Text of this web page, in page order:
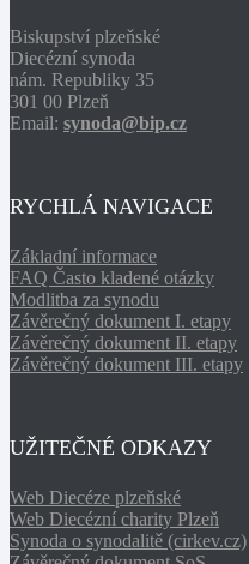
Biskupství plzeňské
Diecézní synoda
nám. Republiky 35
301 00 Plzeň
Email: synoda@bip.cz
RYCHLÁ NAVIGACE
Základní informace
FAQ Často kladené otázky
Modlitba za synodu
Závěrečný dokument I. etapy
Závěrečný dokument II. etapy
Závěrečný dokument III. etapy
UŽITEČNÉ ODKAZY
Web Diecéze plzeňské
Web Diecézní charity Plzeň
Synoda o synodalitě (cirkev.cz)